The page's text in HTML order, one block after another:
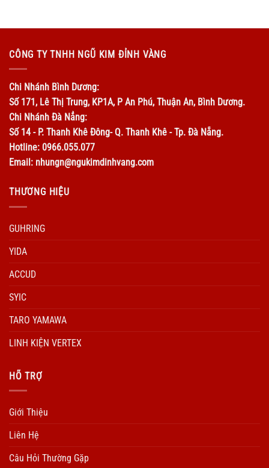
CÔNG TY TNHH NGŨ KIM ĐỈNH VÀNG
Chi Nhánh Bình Dương:
Số 171, Lê Thị Trung, KP1A, P An Phú, Thuận An, Bình Dương.
Chi Nhánh Đà Nẳng:
Số 14 - P. Thanh Khê Đông- Q. Thanh Khê - Tp. Đà Nẵng.
Hotline: 0966.055.077
Email: nhungn@ngukimdinhvang.com
THƯƠNG HIỆU
GUHRING
YIDA
ACCUD
SYIC
TARO YAMAWA
LINH KIỆN VERTEX
HÕ TRỢ
Giới Thiệu
Liên Hệ
Câu Hỏi Thường Gặp